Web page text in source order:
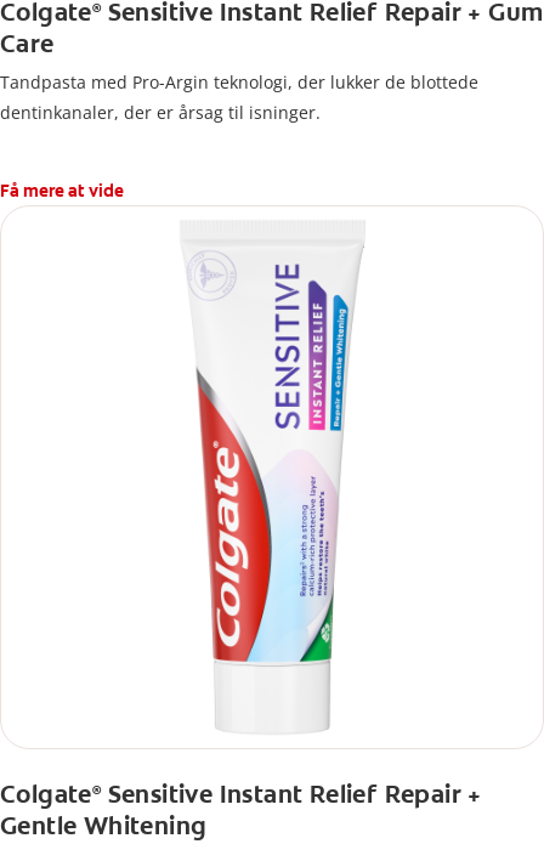
Colgate®Sensitive Instant Relief Repair + Gum
Care
Tandpasta med Pro-Argin teknologi, der lukker de blottede
dentinkanaler, der er årsag til isninger.
Få mere at vide
Colgate®Sensitive Instant Relief Repair +
Gentle Whitening